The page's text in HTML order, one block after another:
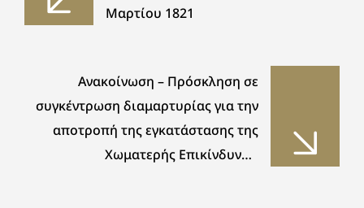
Μαρτίου 1821
Ανακοίνωση – Πρόσκληση σε
συγκέντρωση διαμαρτυρίας για την
αποτροπή της εγκατάστασης της
Χωματερής Επικίνδυνων